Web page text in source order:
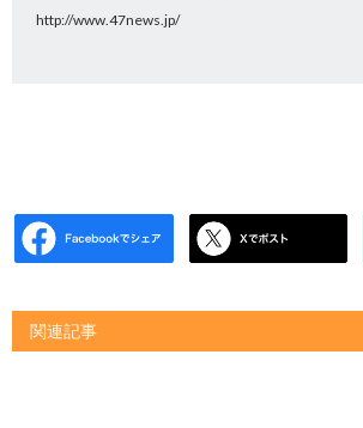
http://www.47news.jp/
関連記事